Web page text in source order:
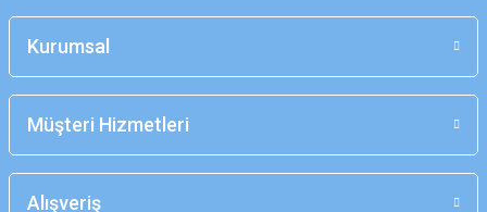
Kurumsal
Müşteri Hizmetleri
Alışveriş